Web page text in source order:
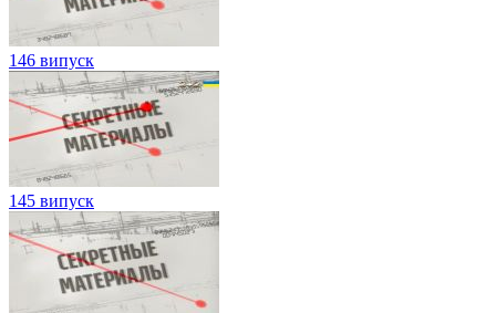
146 випуск
145 випуск